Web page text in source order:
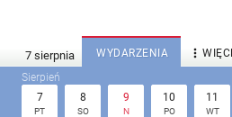
WYDARZENIA 
7
PT
8
SO
9
N
10
PO
11
WT